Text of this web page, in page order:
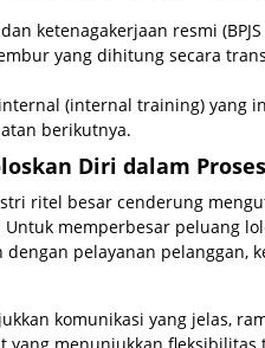
ketenagakerjaan resmi
yang dihitung secara
(internal training) yang
berikutnya.
Diri dalam
ritel besar cenderung
memperbesar peluang
dengan pelayanan pelanggan,
komunikasi yang jelas,